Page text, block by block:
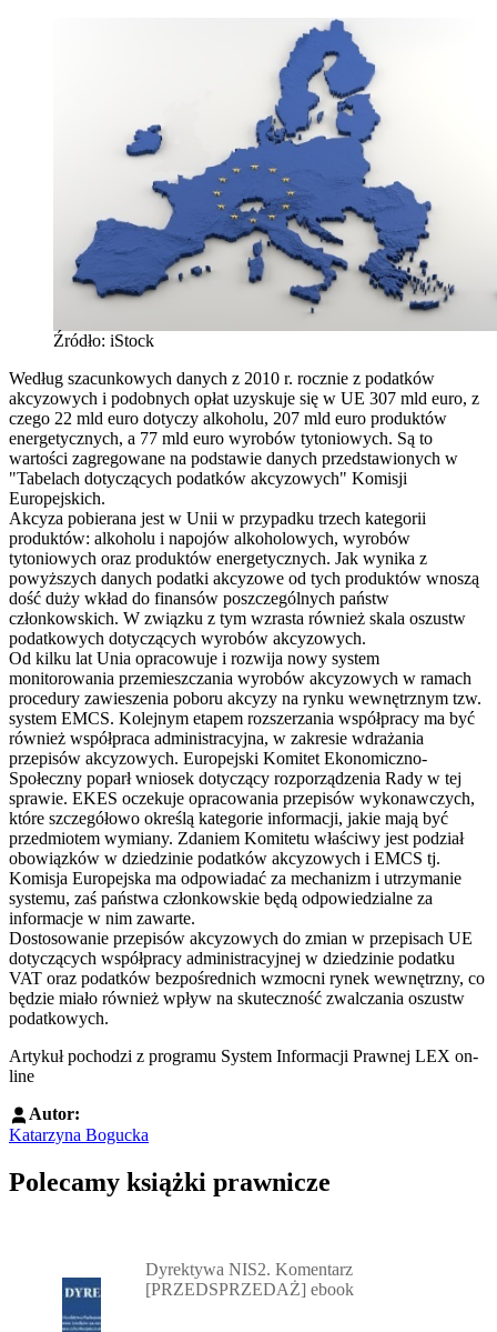
Źródło: iStock
Według szacunkowych danych z 2010 r. rocznie z podatków
akcyzowych i podobnych opłat uzyskuje się w UE 307 mld euro, z
czego 22 mld euro dotyczy alkoholu, 207 mld euro produktów
energetycznych, a 77 mld euro wyrobów tytoniowych. Są to
wartości zagregowane na podstawie danych przedstawionych w
"Tabelach dotyczących podatków akcyzowych" Komisji
Europejskich.
Akcyza pobierana jest w Unii w przypadku trzech kategorii
produktów: alkoholu i napojów alkoholowych, wyrobów
tytoniowych oraz produktów energetycznych. Jak wynika z
powyższych danych podatki akcyzowe od tych produktów wnoszą
dość duży wkład do finansów poszczególnych państw
członkowskich. W związku z tym wzrasta również skala oszustw
podatkowych dotyczących wyrobów akcyzowych.
Od kilku lat Unia opracowuje i rozwija nowy system
monitorowania przemieszczania wyrobów akcyzowych w ramach
procedury zawieszenia poboru akcyzy na rynku wewnętrznym tzw.
system EMCS. Kolejnym etapem rozszerzania współpracy ma być
również współpraca administracyjna, w zakresie wdrażania
przepisów akcyzowych. Europejski Komitet Ekonomiczno-
Społeczny poparł wniosek dotyczący rozporządzenia Rady w tej
sprawie. EKES oczekuje opracowania przepisów wykonawczych,
które szczegółowo określą kategorie informacji, jakie mają być
przedmiotem wymiany. Zdaniem Komitetu właściwy jest podział
obowiązków w dziedzinie podatków akcyzowych i EMCS tj.
Komisja Europejska ma odpowiadać za mechanizm i utrzymanie
systemu, zaś państwa członkowskie będą odpowiedzialne za
informacje w nim zawarte.
Dostosowanie przepisów akcyzowych do zmian w przepisach UE
dotyczących współpracy administracyjnej w dziedzinie podatku
VAT oraz podatków bezpośrednich wzmocni rynek wewnętrzny, co
będzie miało również wpływ na skuteczność zwalczania oszustw
podatkowych.
Artykuł pochodzi z programu System Informacji Prawnej LEX on-
line
Autor:
Katarzyna Bogucka
Polecamy książki prawnicze
Dyrektywa NIS2. Komentarz
[PRZEDSPRZEDAŻ] ebook